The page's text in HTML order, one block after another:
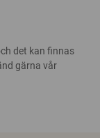
det kan finnas
gärna vår